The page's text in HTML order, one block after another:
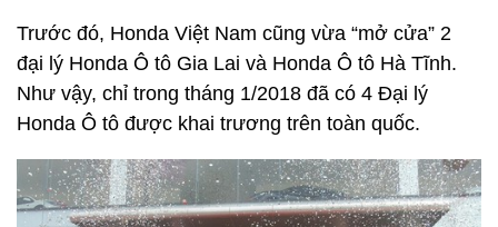
Trước đó, Honda Việt Nam cũng vừa “mở cửa” 2
đại lý Honda Ô tô Gia Lai và Honda Ô tô Hà Tĩnh.
Như vậy, chỉ trong tháng 1/2018 đã có 4 Đại lý
Honda Ô tô được khai trương trên toàn quốc.